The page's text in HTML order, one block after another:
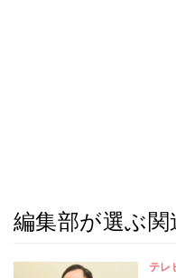
編集部が選ぶ関
テレ